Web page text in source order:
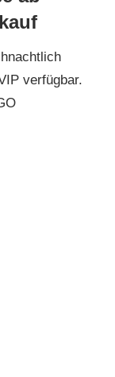
verfügbar.